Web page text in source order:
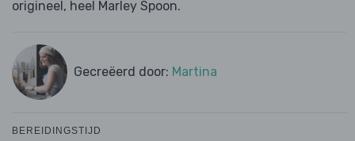
origineel, heel Marley Spoon.
Gecreëerd door: Martina
BEREIDINGSTIJD